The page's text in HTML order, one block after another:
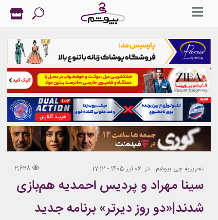
تحریریه چی بپوشم در 06 تیر 1405 - 17:12 2,628
سینا مهراد و پردیس احمدیه هم‌بازی
شدند|«دو روز دیرتر» برنامه جدید